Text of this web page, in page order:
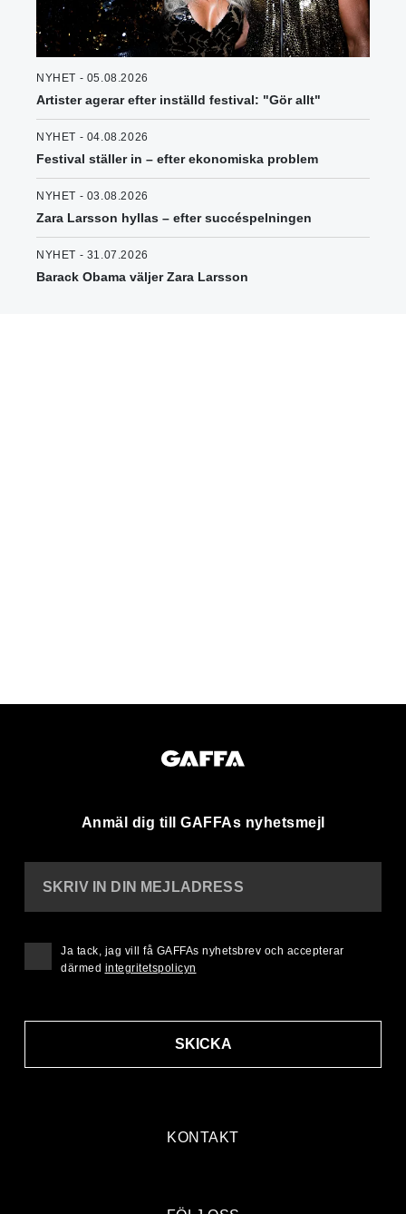
NYHET - 05.08.2026
Artister agerar efter inställd festival: "Gör allt"
NYHET - 04.08.2026
Festival ställer in – efter ekonomiska problem
NYHET - 03.08.2026
Zara Larsson hyllas – efter succéspelningen
NYHET - 31.07.2026
Barack Obama väljer Zara Larsson
Anmäl dig till GAFFAs nyhetsmejl
KONTAKT
SKRIV IN DIN MEJLADRESS
SKICKA
Ja tack, jag vill få GAFFAs nyhetsbrev och accepterar
därmed integritetspolicyn